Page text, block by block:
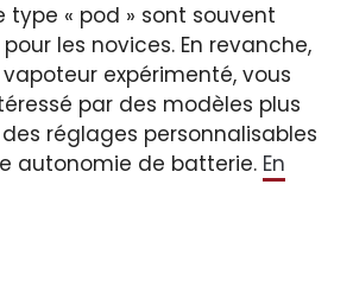
type « pod » sont souvent
les novices. En revanche,
expérimenté, vous
par des modèles plus
réglages personnalisables
autonomie de batterie. En